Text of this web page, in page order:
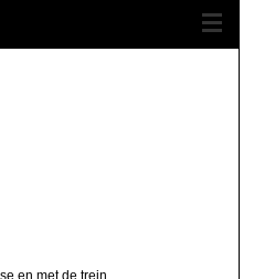
en met de trein